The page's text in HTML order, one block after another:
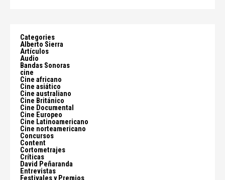
Categories
Alberto Sierra
Artículos
Audio
Bandas Sonoras
cine
Cine africano
Cine asiático
Cine australiano
Cine Británico
Cine Documental
Cine Europeo
Cine Latinoamericano
Cine norteamericano
Concursos
Content
Cortometrajes
Críticas
David Peñaranda
Entrevistas
Festivales y Premios